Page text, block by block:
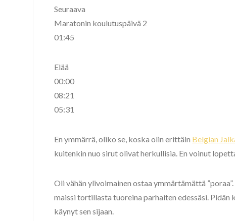
Seuraava
Maratonin koulutuspäivä 2
01:45
Elää
00:00
08:21
05:31
En ymmärrä, oliko se, koska olin erittäin Belgian
kuitenkin nuo sirut olivat herkullisia. En voinut
Oli vähän ylivoimainen ostaa ymmärtämättä
maissi tortillasta tuoreina parhaiten edessäsi.
käynyt sen sijaan.